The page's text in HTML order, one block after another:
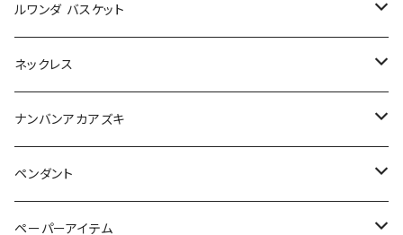
ベリーズ
タンザニア
琵琶湖
長崎県大村湾
アフガニスタン
ルワンダ
ベリーズ
タンザニア
琵琶湖
長崎県大村湾
ルワンダ バスケット
Sサイズ
Mサイズ
Ｌサイズ
ネックレス
イケチョウガイ
琵琶真珠
ベリーズ
ナンバンアカアズキ
ピアス
イヤリング
ペンダント
ルワンダ
ペーパーアイテム